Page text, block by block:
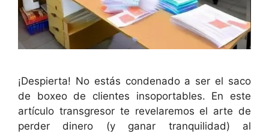
¡Despierta! No estás condenado a ser el saco
de boxeo de clientes insoportables. En este
artículo transgresor te revelaremos el arte de
perder dinero (y ganar tranquilidad) al